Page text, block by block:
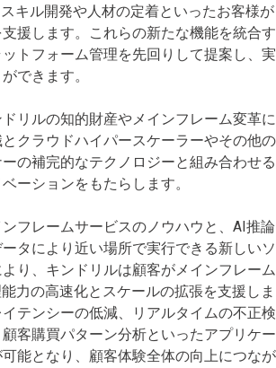
キル開発や人材の定着といったお客様が
援します。これらの新たな機能を統合す
トフォーム管理を先回りして提案し、実
できます。
リルの知的財産やメインフレーム変革に
クラウドハイパースケーラーやその他の
の補完的なテクノロジーと組み合わせる
ーションをもたらします。
フレームサービスのノウハウと、AI推論
タにより近い場所で実行できる新しいソ
り、キンドリルは顧客がメインフレーム
力の高速化とスケールの拡張を支援しま
テンシーの低減、リアルタイムの不正検
客購買パターン分析といったアプリケー
能となり、顧客体験全体の向上につなが